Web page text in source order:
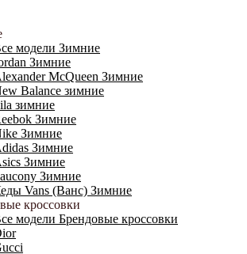
модели Зимние
Зимние
McQueen Зимние
Balance зимние
зимние
Зимние
Зимние
Зимние
Зимние
Зимние
Vans (Ванс) Зимние
кроссовки
модели Брендовые кроссовки